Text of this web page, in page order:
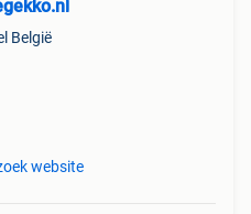
België
website